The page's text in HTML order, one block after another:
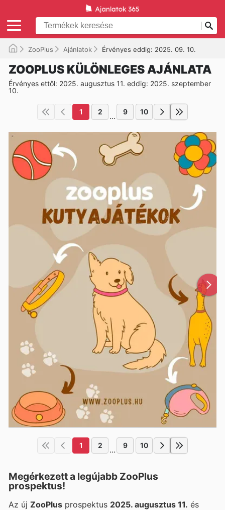
ZooPlus Ajánlatok Érvényes eddig: 2025. 09. 10.
ZOOPLUS KÜLÖNLEGES AJÁNLATA
Érvényes ettől: 2025. augusztus 11. eddig: 2025. szeptember
10.
1 2 ... 9 10
1 2 ... 9 10
Megérkezett a legújabb ZooPlus
prospektus!
Az új ZooPlus prospektus 2025. augusztus 11. és